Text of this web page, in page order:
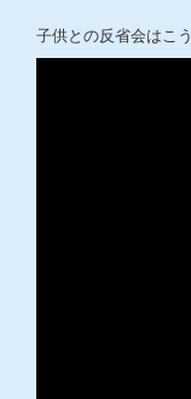
子供との反省会はこ